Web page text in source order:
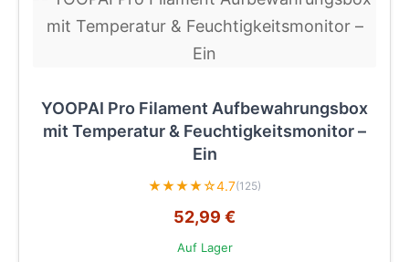
YOOPAI Pro Filament Aufbewahrungsbox
mit Temperatur & Feuchtigkeitsmonitor –
Ein
★★★★☆4.7(125)
52,99 €
Auf Lager